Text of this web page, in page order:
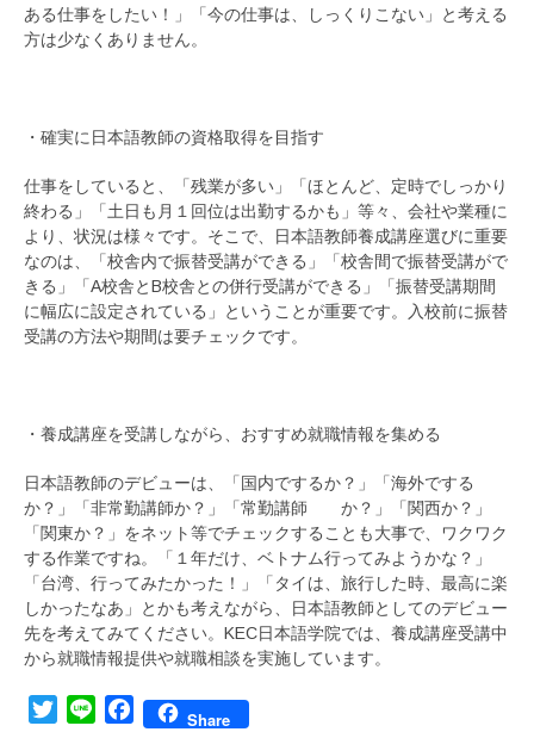
ある仕事をしたい！」「今の仕事は、しっくりこない」と考える
方は少なくありません。
・確実に日本語教師の資格取得を目指す
仕事をしていると、「残業が多い」「ほとんど、定時でしっかり
終わる」「土日も月１回位は出勤するかも」等々、会社や業種に
より、状況は様々です。そこで、日本語教師養成講座選びに重要
なのは、「校舎内で振替受講ができる」「校舎間で振替受講がで
きる」「A校舎とB校舎との併行受講ができる」「振替受講期間
に幅広に設定されている」ということが重要です。入校前に振替
受講の方法や期間は要チェックです。
・養成講座を受講しながら、おすすめ就職情報を集める
日本語教師のデビューは、「国内でするか？」「海外でする
か？」「非常勤講師か？」「常勤講師 か？」「関西か？」
「関東か？」をネット等でチェックすることも大事で、ワクワク
する作業ですね。「１年だけ、ベトナム行ってみようかな？」
「台湾、行ってみたかった！」「タイは、旅行した時、最高に楽
しかったなあ」とかも考えながら、日本語教師としてのデビュー
先を考えてみてください。KEC日本語学院では、養成講座受講中
から就職情報提供や就職相談を実施しています。
TwitterLine FacebookShare